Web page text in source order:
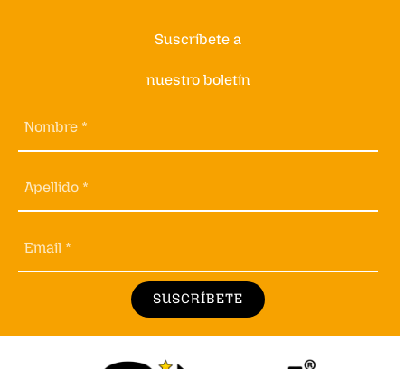
Suscríbete a
nuestro boletín
Nombre *
Apellido *
Email *
SUSCRÍBETE